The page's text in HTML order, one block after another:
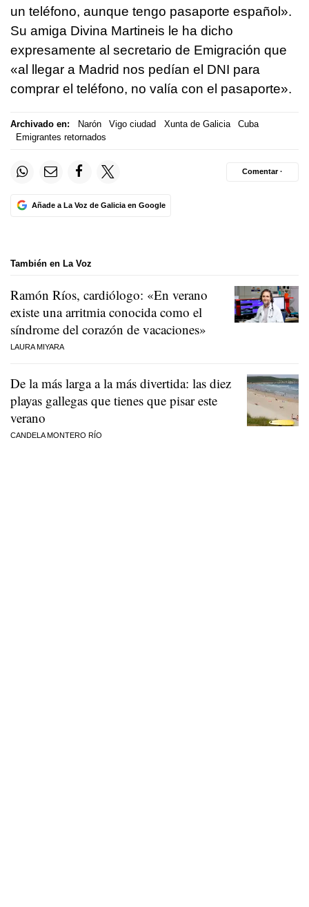
un teléfono, aunque tengo pasaporte español».
Su amiga Divina Martineis le ha dicho
expresamente al secretario de Emigración que
«al llegar a Madrid nos pedían el DNI para
comprar el teléfono, no valía con el pasaporte».
Archivado en: Narón Vigo ciudad Xunta de Galicia
Cuba
Emigrantes retornados
Añade a La Voz de Galicia en Google
Comentar ·
También en La Voz
Ramón Ríos, cardiólogo: «En verano
existe una arritmia conocida como el
síndrome del corazón de vacaciones»
LAURA MIYARA
De la más larga a la más divertida: las diez
playas gallegas que tienes que pisar este
verano
CANDELA MONTERO RÍO